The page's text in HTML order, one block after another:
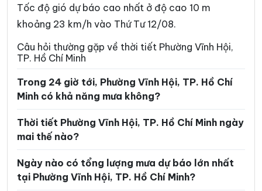
Phường Hạnh Thông Phường Hiệp Bình
Phường Khánh Hội
Phường Linh Xuân Phường Long Bình
Phường Long Hương Phường Long Nguyên
Phường Long Phước Phường Long Trường
Phường Minh Phụng Phường Nhiêu Lộc
Phường Phú An Phường Phú Định
Tốc độ gió dự báo cao nhất ở độ cao 10 m
khoảng 23 km/h vào Thứ Tư 12/08.
Câu hỏi thường gặp về thời tiết Phường Vĩnh Hội,
TP. Hồ Chí Minh
Trong 24 giờ tới, Phường Vĩnh Hội, TP. Hồ Chí
Minh có khả năng mưa không?
Thời tiết Phường Vĩnh Hội, TP. Hồ Chí Minh ngày
mai thế nào?
Ngày nào có tổng lượng mưa dự báo lớn nhất
tại Phường Vĩnh Hội, TP. Hồ Chí Minh?